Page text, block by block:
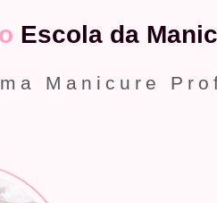
Escola da
Manicure